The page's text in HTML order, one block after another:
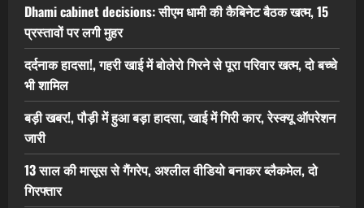
Dhami cabinet decisions: सीएम धामी की कैबिनेट बैठक खत्म, 15
प्रस्तावों पर लगी मुहर
दर्दनाक हादसा!, गहरी खाई में बोलेरो गिरने से पूरा परिवार खत्म, दो बच्चे
भी शामिल
बड़ी खबर!, पौड़ी में हुआ बड़ा हादसा, खाई में गिरी कार, रेस्क्यू ऑपरेशन
जारी
13 साल की मासूस से गैंगरेप, अश्लील वीडियो बनाकर ब्लैकमेल, दो
गिरफ्तार